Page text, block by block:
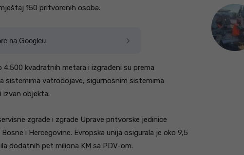
150 pritvorenih osoba.
na Googleu
kvadratnih metara i izgrađeni su prema
sistemima vatrodojave, sigurnosnim sistemima
izvan objekta.
zgrade i zgrade Uprave pritvorske jedinice
i Hercegovine. Evropska unija osigurala je oko 9,5
dodatnih pet miliona KM sa PDV-om.